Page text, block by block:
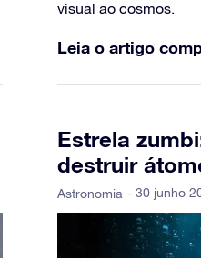
visual ao cosmos.
Leia o artigo
Estrela
destruir
Astronomia - 30 junho